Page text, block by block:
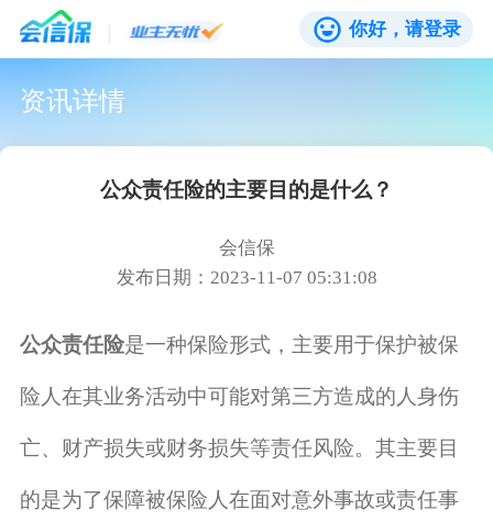
你好，请登录
资讯详情
公众责任险的主要目的是什么？
会信保
发布日期：2023-11-07 05:31:08
公众责任险是一种保险形式，主要用于保护被保
险人在其业务活动中可能对第三方造成的人身伤
亡、财产损失或财务损失等责任风险。其主要目
的是为了保障被保险人在面对意外事故或责任事